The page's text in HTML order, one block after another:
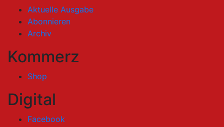
Aktuelle Ausgabe
Abonnieren
Archiv
Kommerz
Shop
Digital
Facebook